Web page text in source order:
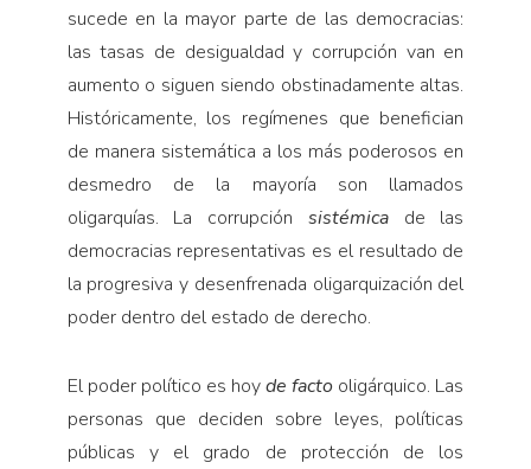
sucede en la mayor parte de las democracias:
las tasas de desigualdad y corrupción van en
aumento o siguen siendo obstinadamente altas.
Históricamente, los regímenes que benefician
de manera sistemática a los más poderosos en
desmedro de la mayoría son llamados
oligarquías. La corrupción sistémica de las
democracias representativas es el resultado de
la progresiva y desenfrenada oligarquización del
poder dentro del estado de derecho.
El poder político es hoyde facto oligárquico. Las
personas que deciden sobre leyes, políticas
públicas y el grado de protección de los